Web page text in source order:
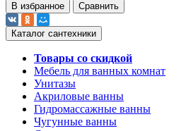
В избранное Сравнить
Каталог сантехники
Товары со скидкой
Мебель для ванных комнат
Унитазы
Акриловые ванны
Гидромассажные ванны
Чугунные ванны